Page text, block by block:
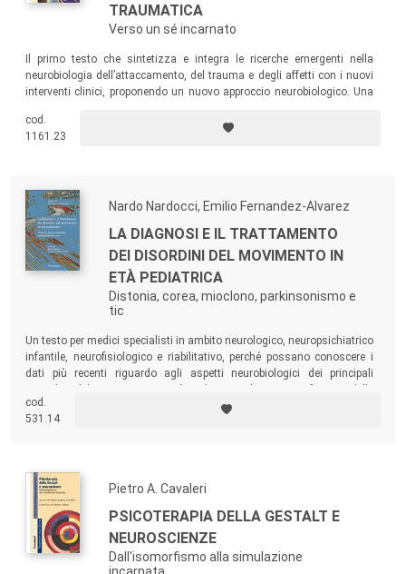
TRAUMATICA
Verso un sé incarnato
Il primo testo che sintetizza e integra le ricerche emergenti nella
neurobiologia dell’attaccamento, del trauma e degli affetti con i nuovi
interventi clinici, proponendo un nuovo approccio neurobiologico. Una
dissociazione traumatica, che potranno così selezionare gli interventi
più appropriati per ottenere esiti positivi.
cod.
1161.23
Nardo Nardocci, Emilio Fernandez-Alvarez
LA DIAGNOSI E IL TRATTAMENTO
DEI DISORDINI DEL MOVIMENTO IN
ETÀ PEDIATRICA
Distonia, corea, mioclono, parkinsonismo e
tic
Un testo per medici specialisti in ambito neurologico, neuropsichiatrico
infantile, neurofisiologico e riabilitativo, perché possano conoscere i
dati più recenti riguardo agli aspetti neurobiologici dei principali
principali condizioni patologiche a espressività distonica, coreica e
mioclonica, elaborare il processo diagnostico razionale nelle sue varie
cod.
531.14
Pietro A. Cavaleri
PSICOTERAPIA DELLA GESTALT E
NEUROSCIENZE
Dall'isomorfismo alla simulazione
incarnata